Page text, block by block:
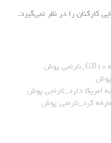
کارکنان را در نظر نمی‌گیرد.
امریکا دارد_نارنجی پوش